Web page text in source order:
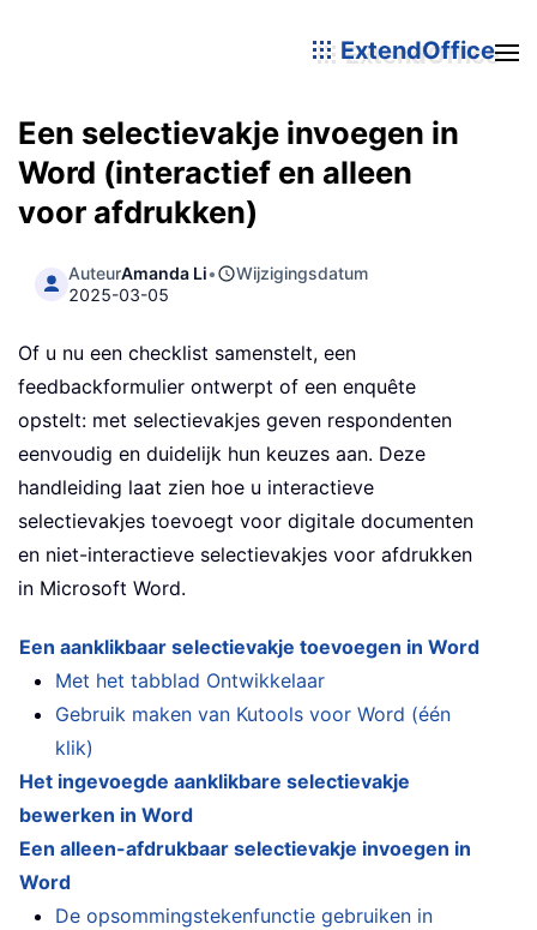
ExtendOffice
Een selectievakje invoegen in
Word (interactief en alleen
voor afdrukken)
AuteurAmanda Li•
Wijzigingsdatum
2025-03-05
Of u nu een checklist samenstelt, een
feedbackformulier ontwerpt of een enquête
opstelt: met selectievakjes geven respondenten
eenvoudig en duidelijk hun keuzes aan. Deze
handleiding laat zien hoe u interactieve
selectievakjes toevoegt voor digitale documenten
en niet-interactieve selectievakjes voor afdrukken
in Microsoft Word.
Een aanklikbaar selectievakje toevoegen in Word
Met het tabblad Ontwikkelaar
Gebruik maken van Kutools voor Word (één
klik)
Het ingevoegde aanklikbare selectievakje
bewerken in Word
Een alleen-afdrukbaar selectievakje invoegen in
Word
De opsommingstekenfunctie gebruiken in